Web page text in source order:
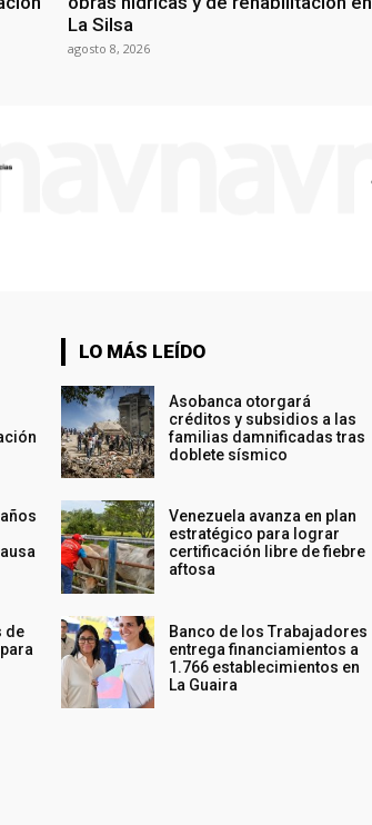
La Silsa
agosto 8, 2026
de
LO MÁS LEÍDO
Asobanca otorgará
créditos y subsidios a las
familias damnificadas tras
doblete sísmico
Venezuela avanza en plan
estratégico para lograr
certificación libre de fiebre
aftosa
Banco de los Trabajadores
entrega financiamientos a
1.766 establecimientos en
La Guaira